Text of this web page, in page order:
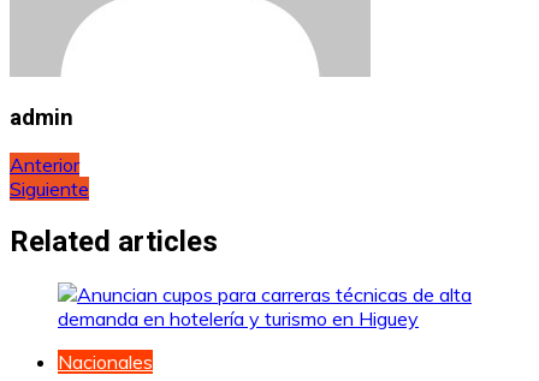
admin
Navegación
de
entradas
Anterior
Siguiente
Related articles
Nacionales